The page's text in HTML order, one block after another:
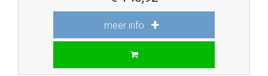
meer info